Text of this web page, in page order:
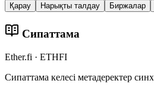
Қарау Нарықты талдау Биржалар
Сипаттама
Ether.fi · ETHFI
Сипаттама келесі метадеректер